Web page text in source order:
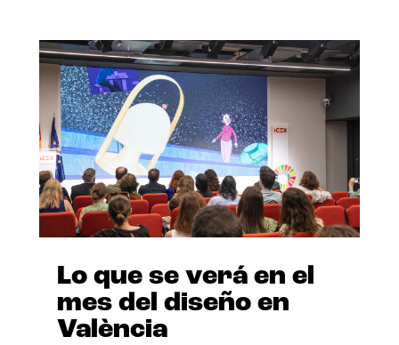
Lo que se verá en el
mes del diseño en
València